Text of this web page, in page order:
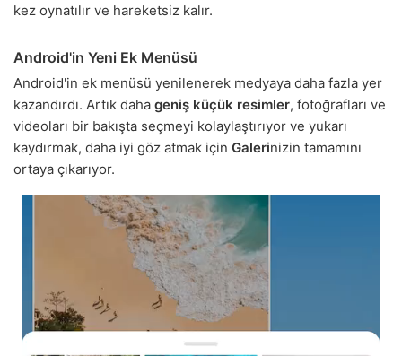
kez oynatılır ve hareketsiz kalır.
Android'in Yeni Ek Menüsü
Android'in ek menüsü yenilenerek medyaya daha fazla yer
kazandırdı. Artık daha geniş küçük resimler, fotoğrafları ve
videoları bir bakışta seçmeyi kolaylaştırıyor ve yukarı
kaydırmak, daha iyi göz atmak için Galerinizin tamamını
ortaya çıkarıyor.